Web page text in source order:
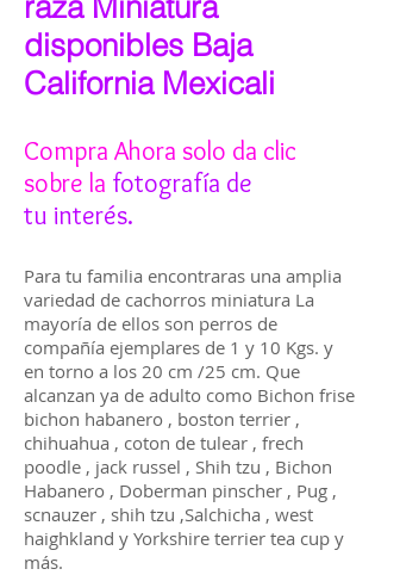
disponibles Baja
California Mexicali
Compra Ahora solo da clic
sobre la fotografía de
tu interés.
Para tu familia encontraras una amplia
variedad de cachorros miniatura La
mayoría de ellos son perros de
compañía ejemplares de 1 y 10 Kgs. y
en torno a los 20 cm /25 cm. Que
alcanzan ya de adulto como Bichon frise
bichon habanero , boston terrier ,
chihuahua , coton de tulear , frech
poodle , jack russel , Shih tzu , Bichon
Habanero , Doberman pinscher , Pug ,
scnauzer , shih tzu ,Salchicha , west
haighkland y Yorkshire terrier tea cup y
más.